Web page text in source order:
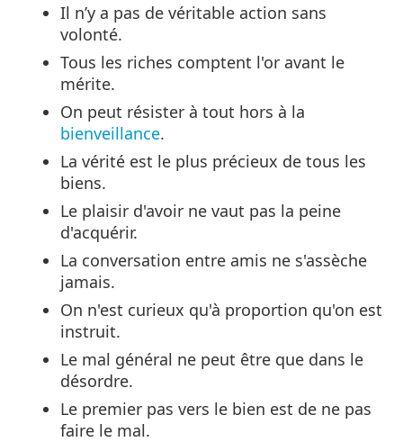
Il n’y a pas de véritable action sans
volonté.
Tous les riches comptent l'or avant le
mérite.
On peut résister à tout hors à la
bienveillance.
La vérité est le plus précieux de tous les
biens.
Le plaisir d'avoir ne vaut pas la peine
d'acquérir.
La conversation entre amis ne s'assèche
jamais.
On n'est curieux qu'à proportion qu'on est
instruit.
Le mal général ne peut être que dans le
désordre.
Le premier pas vers le bien est de ne pas
faire le mal.